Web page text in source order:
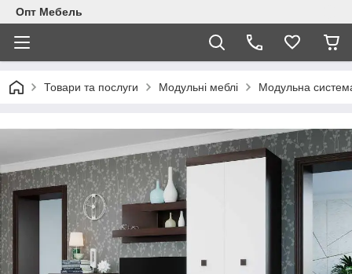
Опт Мебель
Товари та послуги Модульні меблі Модульна